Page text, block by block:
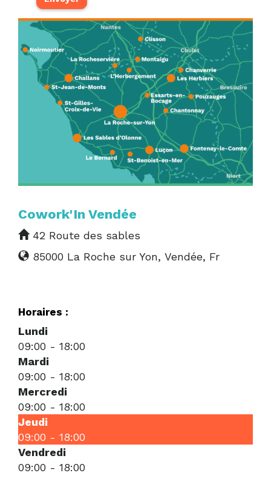
Cowork'In Vendée
42 Route des sables
85000 La Roche sur Yon, Vendée, Fr
Horaires :
Lundi
09:00 - 18:00
Mardi
09:00 - 18:00
Mercredi
09:00 - 18:00
Jeudi
09:00 - 18:00
Vendredi
09:00 - 18:00